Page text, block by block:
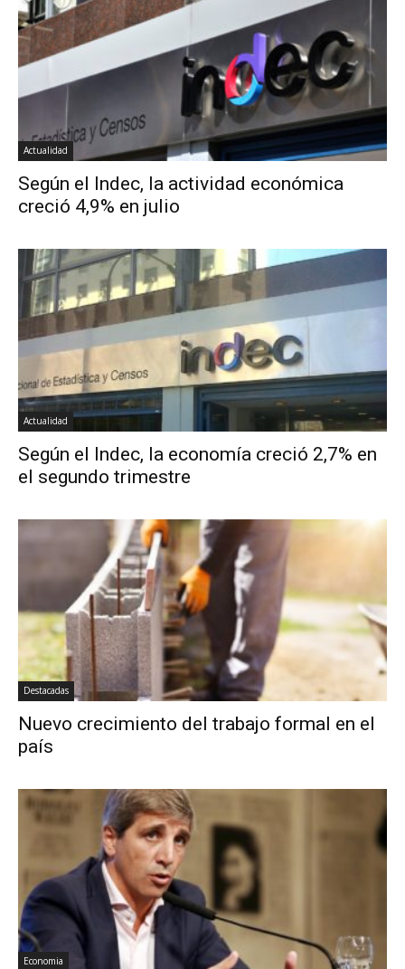
Actualidad
Según el Indec, la actividad económica
creció 4,9% en julio
Actualidad
Según el Indec, la economía creció 2,7% en
el segundo trimestre
Destacadas
Nuevo crecimiento del trabajo formal en el
país
Economia